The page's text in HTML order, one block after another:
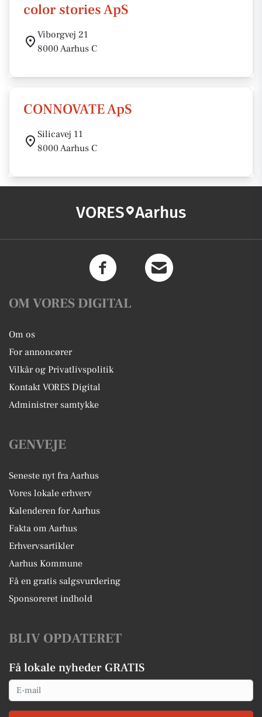
color stories ApS
Viborgvej 21
8000 Aarhus C
CONNOVATE ApS
Silicavej 11
8000 Aarhus C
VORES Aarhus
OM VORES DIGITAL
Om os
For annoncører
Vilkår og Privatlivspolitik
Kontakt VORES Digital
Administrer samtykke
GENVEJE
Seneste nyt fra Aarhus
Vores lokale erhverv
Kalenderen for Aarhus
Fakta om Aarhus
Erhvervsartikler
Aarhus Kommune
Få en gratis salgsvurdering
Sponsoreret indhold
BLIV OPDATERET
Få lokale nyheder GRATIS
Email